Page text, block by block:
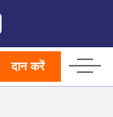
दान करें